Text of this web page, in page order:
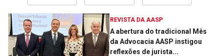
REVISTA DA AASP
A abertura do tradicional Mês
da Advocacia AASP instigou
reflexões de jurista...